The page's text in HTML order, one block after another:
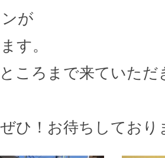
が
す。
ころまで来ていた
ひ！お待ちしており